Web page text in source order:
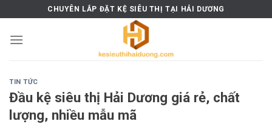
to
content
CHUYÊN LẮP ĐẶT KỆ SIÊU THỊ TẠI HẢI DƯƠNG
TIN TỨC
Đầu kệ siêu thị Hải Dương giá rẻ, chất
lượng, nhiều mẫu mã